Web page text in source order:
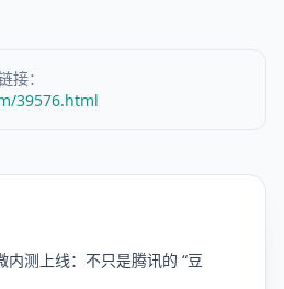
接：
39576.html
内测上线：不只是腾讯的 “豆